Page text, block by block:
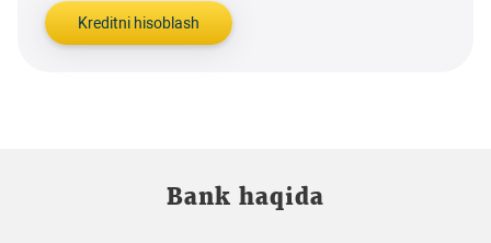
Kreditni hisoblash
Bank haqida